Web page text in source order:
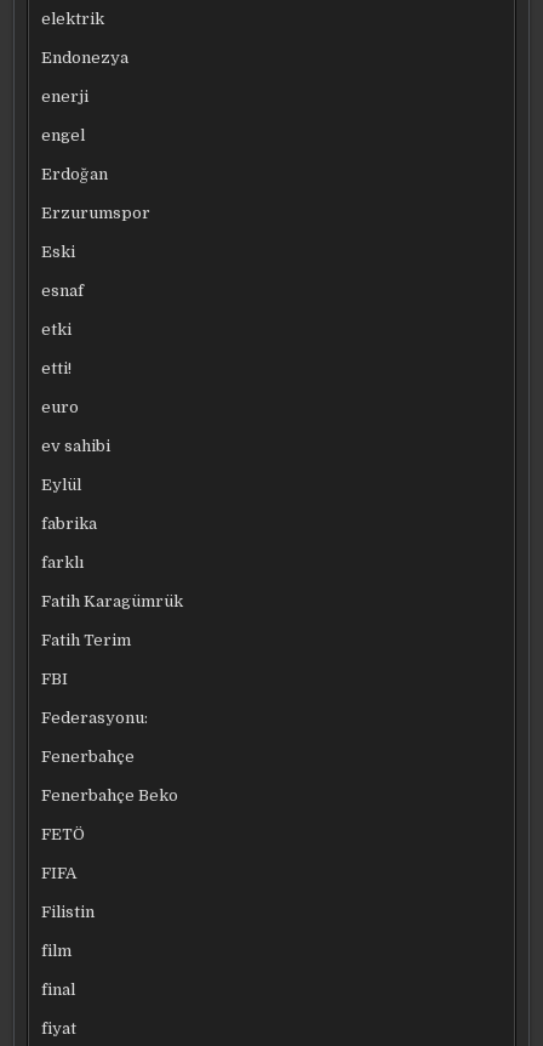
elektrik
Endonezya
enerji
engel
Erdoğan
Erzurumspor
Eski
esnaf
etki
etti!
euro
ev sahibi
Eylül
fabrika
farklı
Fatih Karagümrük
Fatih Terim
FBI
Federasyonu:
Fenerbahçe
Fenerbahçe Beko
FETÖ
FIFA
Filistin
film
final
fiyat